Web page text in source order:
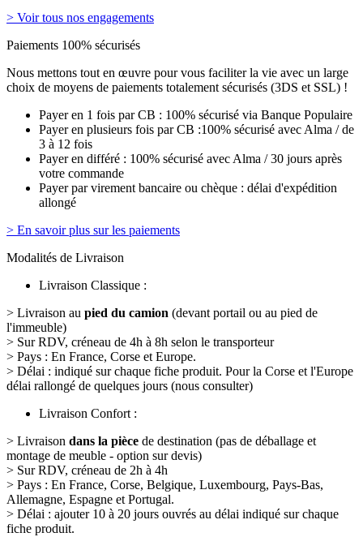
> Voir tous nos engagements
Paiements 100% sécurisés
Nous mettons tout en œuvre pour vous faciliter la vie avec un large
choix de moyens de paiements totalement sécurisés (3DS et SSL) !
Payer en 1 fois par CB : 100% sécurisé via Banque Populaire
Payer en plusieurs fois par CB :100% sécurisé avec Alma / de
3 à 12 fois
Payer en différé : 100% sécurisé avec Alma / 30 jours après
votre commande
Payer par virement bancaire ou chèque : délai d'expédition
allongé
> En savoir plus sur les paiements
Modalités de Livraison
Livraison Classique :
> Livraison au pied du camion (devant portail ou au pied de
l'immeuble)
> Sur RDV, créneau de 4h à 8h selon le transporteur
> Pays : En France, Corse et Europe.
> Délai : indiqué sur chaque fiche produit. Pour la Corse et l'Europe
délai rallongé de quelques jours (nous consulter)
Livraison Confort :
> Livraison dans la pièce de destination (pas de déballage et
montage de meuble - option sur devis)
> Sur RDV, créneau de 2h à 4h
> Pays : En France, Corse, Belgique, Luxembourg, Pays-Bas,
Allemagne, Espagne et Portugal.
> Délai : ajouter 10 à 20 jours ouvrés au délai indiqué sur chaque
fiche produit.